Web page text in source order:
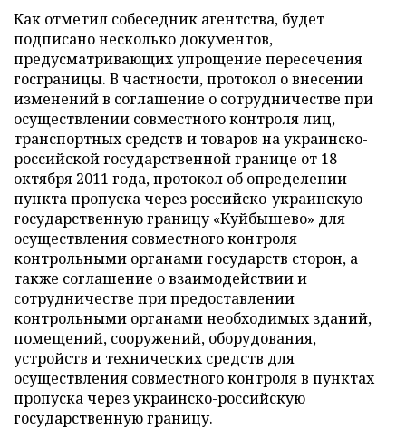
Как отметил собеседник агентства, будет
подписано несколько документов,
предусматривающих упрощение пересечения
госграницы. В частности, протокол о внесении
изменений в соглашение о сотрудничестве при
осуществлении совместного контроля лиц,
транспортных средств и товаров на украинско-
российской государственной границе от 18
октября 2011 года, протокол об определении
пункта пропуска через российско-украинскую
государственную границу «Куйбышево» для
осуществления совместного контроля
контрольными органами государств сторон, а
также соглашение о взаимодействии и
сотрудничестве при предоставлении
контрольными органами необходимых зданий,
помещений, сооружений, оборудования,
устройств и технических средств для
осуществления совместного контроля в пунктах
пропуска через украинско-российскую
государственную границу.